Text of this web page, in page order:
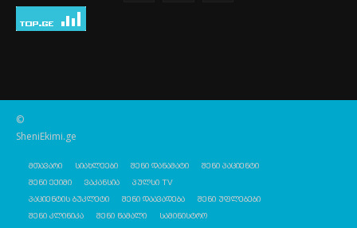
©
SheniEkimi.ge
მთავარი სიახლეები შენი დანამატი
შენი პაციენტი
შენი ექიმი
ვაკანსია
პულსი TV
პაციენტის ბუკლეტი
შენი დაავადება
შენი უფლებები
შენი კლინიკა
შენი წამალი
სამინისტრო